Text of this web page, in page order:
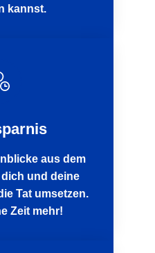
kannst.
aus dem
und deine
Tat umsetzen.
Zeit mehr!